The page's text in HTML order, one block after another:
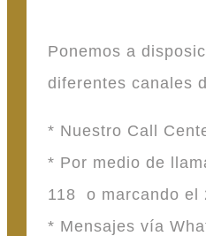
Ponemos a
diferentes canales
* Nuestro Call
* Por medio de
118 o marcando el
* Mensajes vía